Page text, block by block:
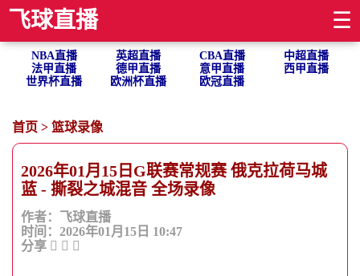
飞球直播 ☰
NBA直播 英超直播 CBA直播
中超直播
法甲直播
德甲直播 意甲直播
西甲直播
世界杯直播
欧洲杯直播 欧冠直播
首页 > 篮球录像
2026年01月15日G联赛常规赛 俄克拉荷马城
蓝 - 撕裂之城混音 全场录像
作者：飞球直播
时间：2026年01月15日 10:47
分享